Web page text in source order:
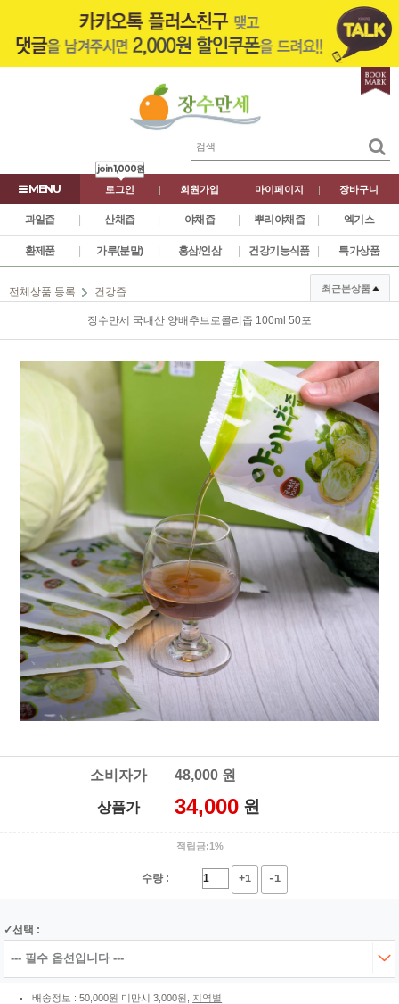
로그인 |
join1,000원
회원가입 | 마이페이지 | 장바구니
과일즙 | 산채즙 | 야채즙 | 뿌리야채즙 | 엑기스
환제품 | 가루(분말) | 홍삼/인삼 | 건강기능식품 | 특가상품
전체상품 등록 건강즙 최근본상품
장수만세 국내산 양배추브로콜리즙 100ml 50포
소비자가 48,000 원
상품가 34,000 원
적립금:1%
수량 : +1 -1
선택 :
배송정보 : 50,000원 미만시 3,000원, 지역별